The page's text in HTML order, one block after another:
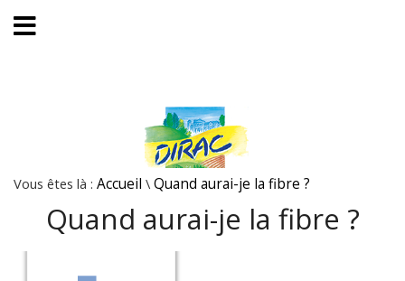
Vous êtes là : Accueil \ Quand aurai-je la fibre ?
Quand aurai-je la fibre ?